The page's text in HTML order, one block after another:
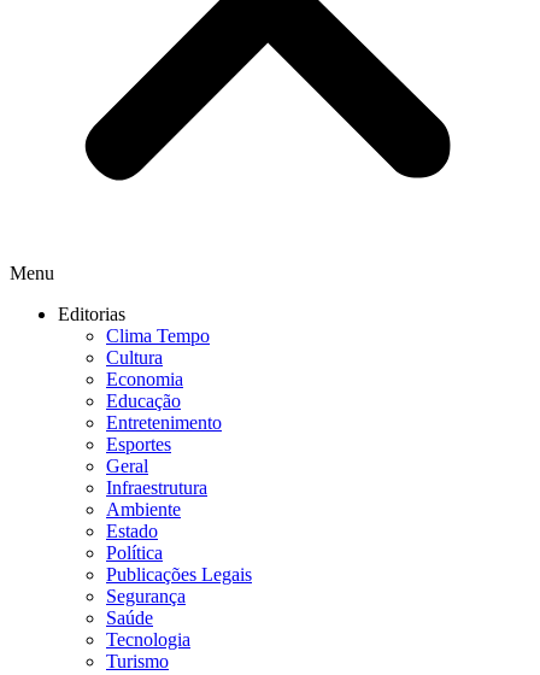
Menu
Editorias
Clima Tempo
Cultura
Economia
Educação
Entretenimento
Esportes
Geral
Infraestrutura
Ambiente
Estado
Política
Publicações Legais
Segurança
Saúde
Tecnologia
Turismo